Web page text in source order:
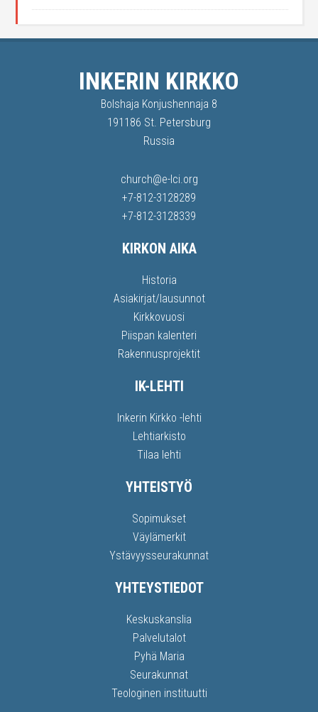
INKERIN KIRKKO
Bolshaja Konjushennaja 8
191186 St. Petersburg
Russia
church@e-lci.org
+7-812-3128289
+7-812-3128339
KIRKON AIKA
Historia
Asiakirjat/lausunnot
Kirkkovuosi
Piispan kalenteri
Rakennusprojektit
IK-LEHTI
Inkerin Kirkko -lehti
Lehtiarkisto
Tilaa lehti
YHTEISTYÖ
Sopimukset
Väylämerkit
Ystävyysseurakunnat
YHTEYSTIEDOT
Keskuskanslia
Palvelutalot
Pyhä Maria
Seurakunnat
Teologinen instituutti